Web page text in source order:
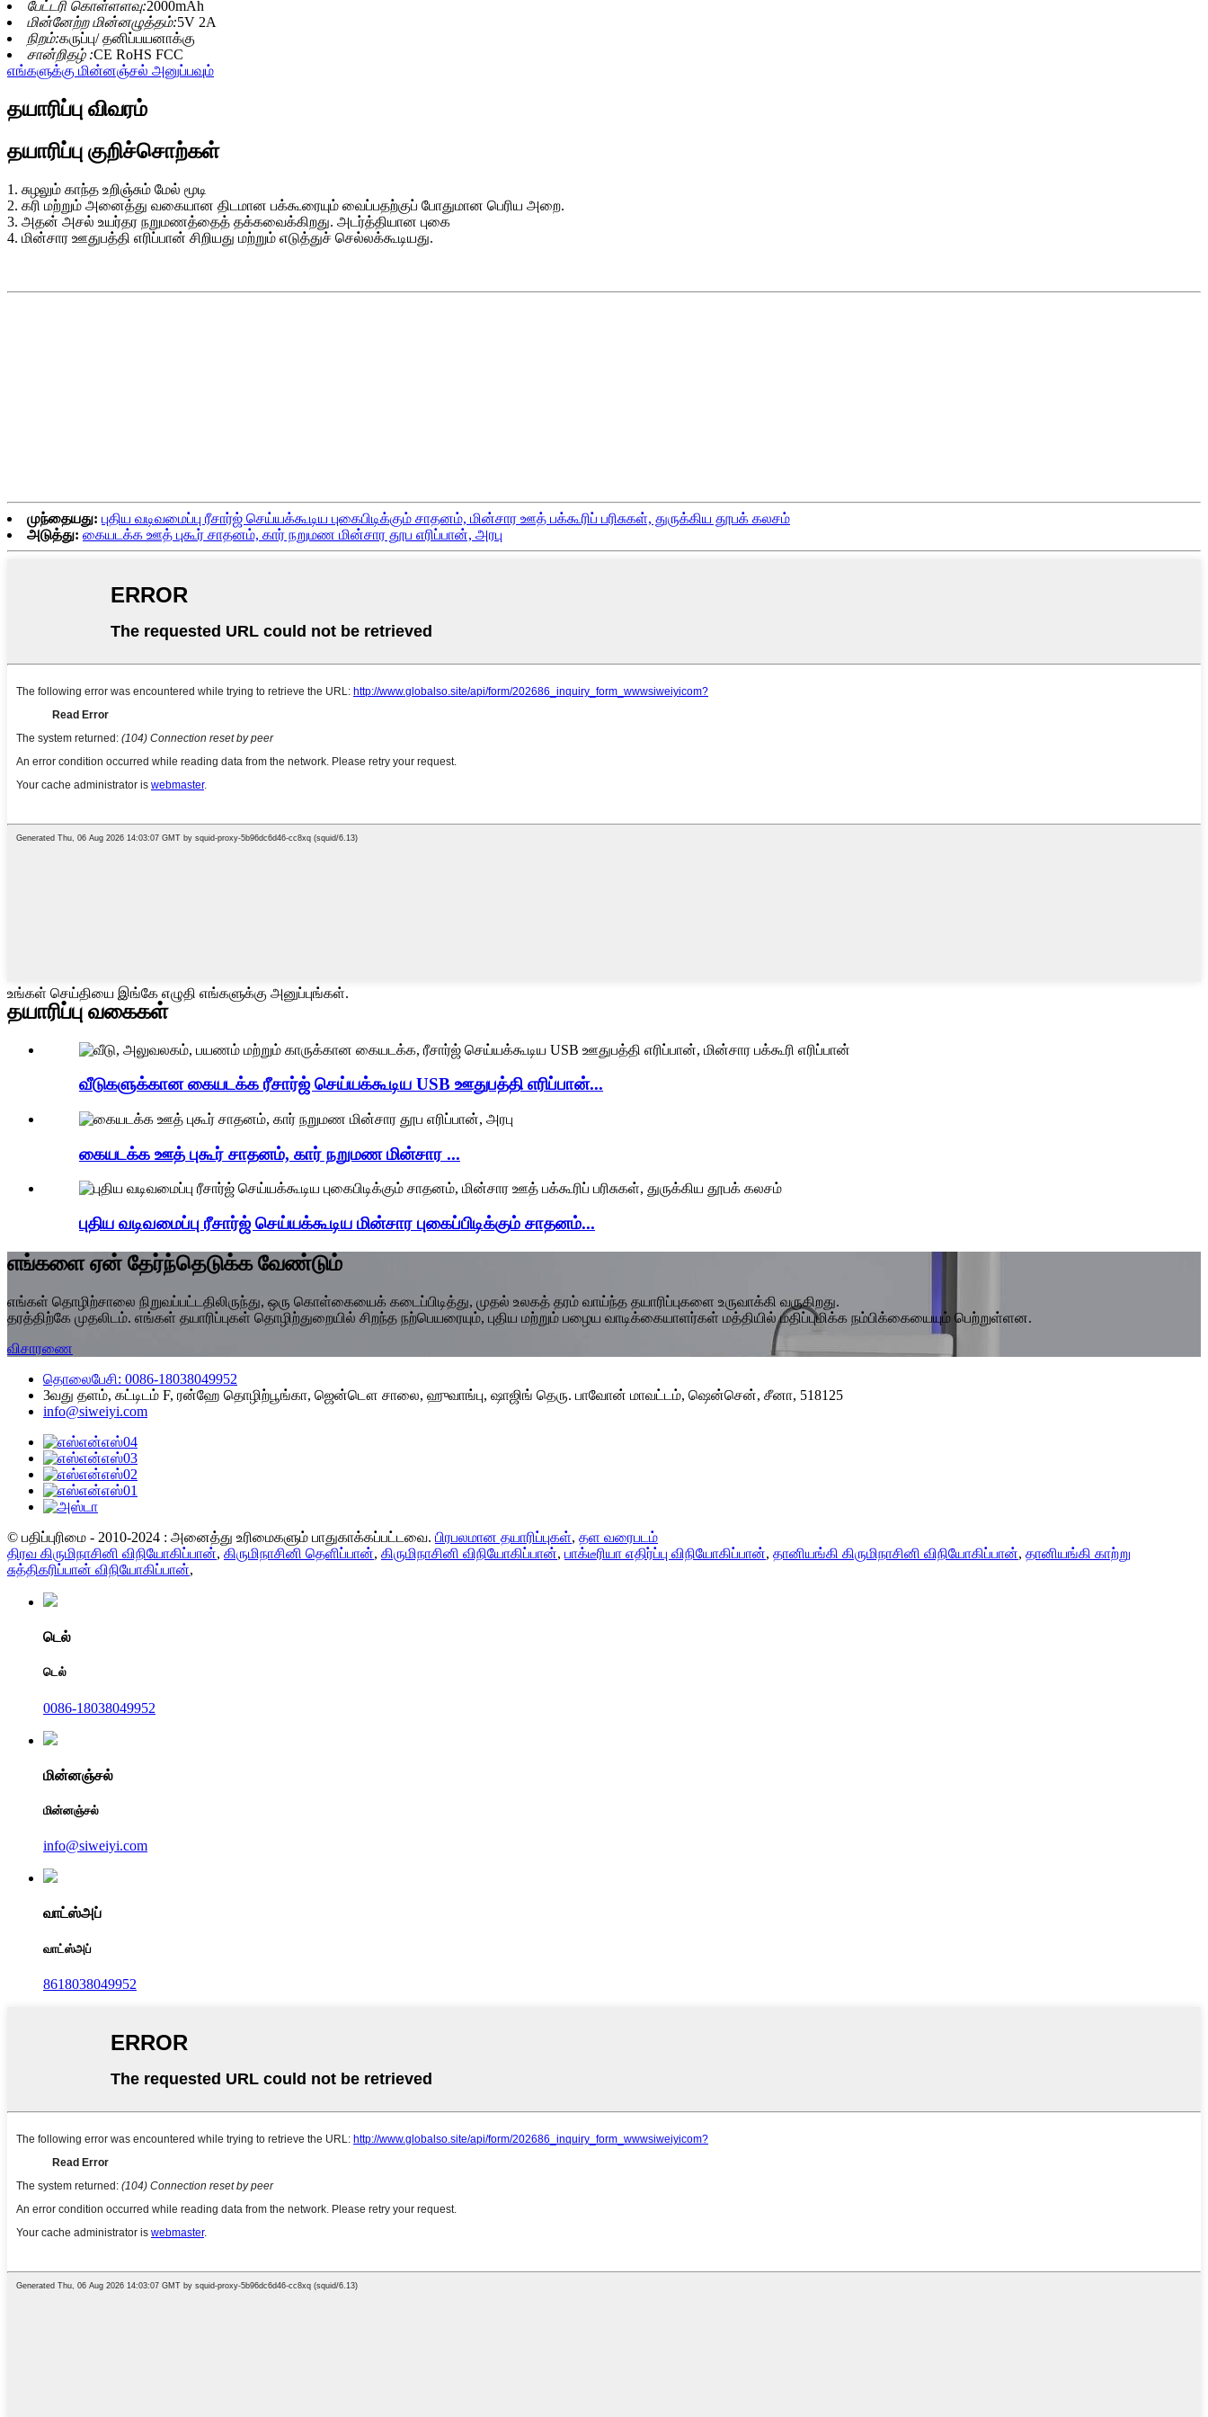
பேட்டரி கொள்ளளவு:2000mAh
மின்னேற்ற மின்னழுத்தம்:5V 2A
நிறம்:கருப்பு/ தனிப்பயனாக்கு
சான்றிதழ் :CE RoHS FCC
எங்களுக்கு மின்னஞ்சல் அனுப்பவும்
தயாரிப்பு விவரம்
தயாரிப்பு குறிச்சொற்கள்
1. சுழலும் காந்த உறிஞ்சும் மேல் மூடி
2. கரி மற்றும் அனைத்து வகையான திடமான பக்கூரையும் வைப்பதற்குப் போதுமான பெரிய அறை.
3. அதன் அசல் உயர்தர நறுமணத்தைத் தக்கவைக்கிறது. அடர்த்தியான புகை
4. மின்சார ஊதுபத்தி எரிப்பான் சிறியது மற்றும் எடுத்துச் செல்லக்கூடியது.
முந்தையது: புதிய வடிவமைப்பு ரீசார்ஜ் செய்யக்கூடிய புகைபிடிக்கும் சாதனம், மின்சார ஊத் பக்கூரிப் பரிசுகள், துருக்கிய தூபக் கலசம்
அடுத்து: கையடக்க ஊத் புகூர் சாதனம், கார் நறுமண மின்சார தூப எரிப்பான், அரபு
உங்கள் செய்தியை இங்கே எழுதி எங்களுக்கு அனுப்புங்கள்.
தயாரிப்பு வகைகள்
வீடுகளுக்கான கையடக்க ரீசார்ஜ் செய்யக்கூடிய USB ஊதுபத்தி எரிப்பான்...
கையடக்க ஊத் புகூர் சாதனம், கார் நறுமண மின்சார ...
புதிய வடிவமைப்பு ரீசார்ஜ் செய்யக்கூடிய மின்சார புகைப்பிடிக்கும் சாதனம்...
எங்களை ஏன் தேர்ந்தெடுக்க வேண்டும்
எங்கள் தொழிற்சாலை நிறுவப்பட்டதிலிருந்து, ஒரு கொள்கையைக் கடைப்பிடித்து, முதல் உலகத் தரம் வாய்ந்த தயாரிப்புகளை உருவாக்கி வருகிறது.
தரத்திற்கே முதலிடம். எங்கள் தயாரிப்புகள் தொழிற்துறையில் சிறந்த நற்பெயரையும், புதிய மற்றும் பழைய வாடிக்கையாளர்கள் மத்தியில் மதிப்புமிக்க நம்பிக்கையையும் பெற்றுள்ளன.
விசாரணை
தொலைபேசி: 0086-18038049952
3வது தளம், கட்டிடம் F, ரன்ஹே தொழிற்பூங்கா, ஜென்டௌ சாலை, ஹுவாங்பு, ஷாஜிங் தெரு. பாவோன் மாவட்டம், ஷென்சென், சீனா, 518125
info@siweiyi.com
© பதிப்புரிமை - 2010-2024 : அனைத்து உரிமைகளும் பாதுகாக்கப்பட்டவை. பிரபலமான தயாரிப்புகள், தள வரைபடம்
திரவ கிருமிநாசினி விநியோகிப்பான், கிருமிநாசினி தெளிப்பான், கிருமிநாசினி விநியோகிப்பான், பாக்டீரியா எதிர்ப்பு விநியோகிப்பான், தானியங்கி கிருமிநாசினி விநியோகிப்பான், தானியங்கி காற்று
சுத்திகரிப்பான் விநியோகிப்பான்,
டெல்
டெல்
0086-18038049952
மின்னஞ்சல்
மின்னஞ்சல்
info@siweiyi.com
வாட்ஸ்அப்
வாட்ஸ்அப்
8618038049952